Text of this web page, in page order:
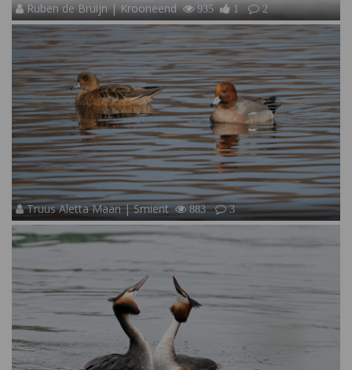
Ruben de Bruijn | Krooneend 935 1 2
Truus Aletta Maan | Smient 883 3